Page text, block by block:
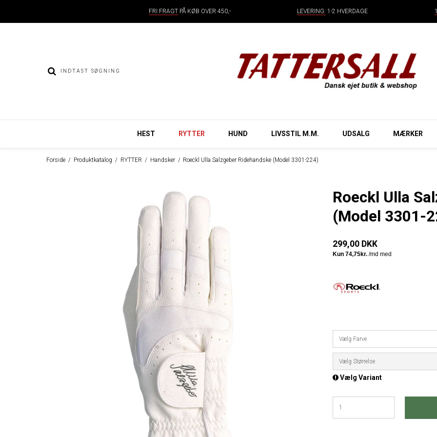
FRI FRAGTPÅ KØB OVER 450,- LEVERING: 1-2 HVERDAGE
HEST RYTTER HUND LIVSSTIL M.M. UDSALG MÆRKER
Forside / Produktkatalog / RYTTER / Handsker / Roeckl Ulla Salzgeber Ridehandske (Model 3301-224)
Roeckl Ulla
(Model 3301-
299,00 DKK
Vælg Farve
Vælg Størrelse
Vælg Variant